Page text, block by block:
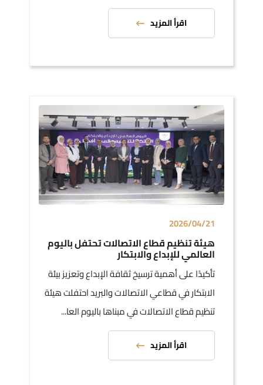
اقرأ المزيد
2026/04/21
هيئة تنظيم قطاع الاتصالات تحتفل باليوم
العالمي للإبداع والابتكار
تأكيدًا على أهمية ترسيخ ثقافة الإبداع وتعزيز بيئة
الابتكار في قطاعي الاتصالات والبريد احتفلت هيئة
تنظيم قطاع الاتصالات في مبناها باليوم العا...
اقرأ المزيد